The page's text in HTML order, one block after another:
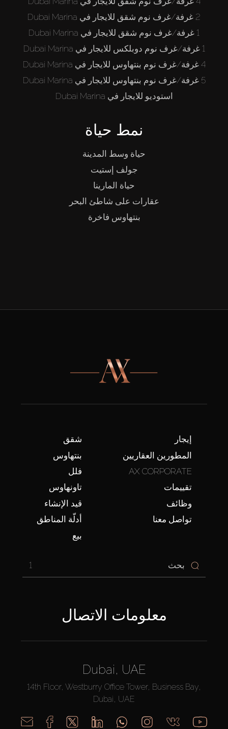
2 غرفة/غرف نوم شقق للايجار في Dubai Marina
1 غرفة/غرف نوم شقق للايجار في Dubai Marina
1 غرفة/غرف نوم دوبلكس للايجار في Dubai Marina
4 غرفة/غرف نوم بنتهاوس للايجار في Dubai Marina
5 غرفة/غرف نوم بنتهاوس للايجار في Dubai Marina
استوديو للايجار في Dubai Marina
نمط حياة
حياة وسط المدينة
جولف إستيت
حياة المارينا
عقارات على شاطئ البحر
بنتهاوس فاخرة
شقق
بنتهاوس
فلل
تاونهاوس
قيد الإنشاء
أدلّة المناطق
بيع
إيجار
المطورين العقاريين
AX CORPORATE
تقييمات
وظائف
تواصل معنا
1
معلومات الاتصال
Dubai, UAE
14th Floor, Westburry Office Tower, Business Bay,
Dubai, UAE